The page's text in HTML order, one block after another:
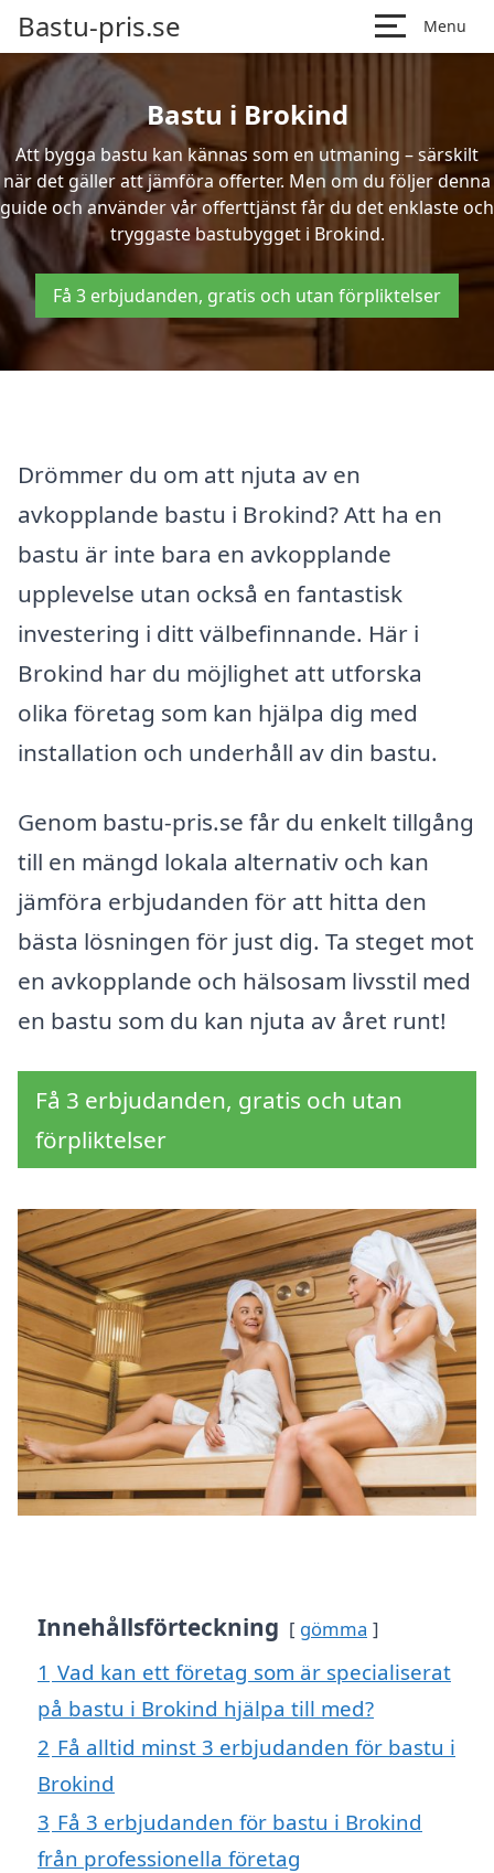
Bastu-pris.se Menu
Bastu i Brokind
Att bygga bastu kan kännas som en utmaning – särskilt
när det gäller att jämföra offerter. Men om du följer denna
guide och använder vår offerttjänst får du det enklaste och
tryggaste bastubygget i Brokind.
Få 3 erbjudanden, gratis och utan förpliktelser
Drömmer du om att njuta av en
avkopplande bastu i Brokind? Att ha en
bastu är inte bara en avkopplande
upplevelse utan också en fantastisk
investering i ditt välbefinnande. Här i
Brokind har du möjlighet att utforska
olika företag som kan hjälpa dig med
installation och underhåll av din bastu.
Genom bastu-pris.se får du enkelt tillgång
till en mängd lokala alternativ och kan
jämföra erbjudanden för att hitta den
bästa lösningen för just dig. Ta steget mot
en avkopplande och hälsosam livsstil med
en bastu som du kan njuta av året runt!
Få 3 erbjudanden, gratis och utan
förpliktelser
Innehållsförteckning gömma
1 Vad kan ett företag som är specialiserat
på bastu i Brokind hjälpa till med?
2 Få alltid minst 3 erbjudanden för bastu i
Brokind
3 Få 3 erbjudanden för bastu i Brokind
från professionella företag